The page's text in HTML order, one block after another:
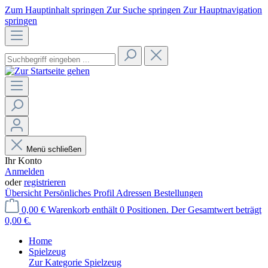
Zum Hauptinhalt springen Zur Suche springen Zur Hauptnavigation
springen
Menü schließen
Ihr Konto
Anmelden
oderregistrieren
Übersicht Persönliches Profil Adressen Bestellungen
0,00 € Warenkorb enthält 0 Positionen. Der Gesamtwert beträgt
0,00 €.
Home
Spielzeug
Zur Kategorie Spielzeug